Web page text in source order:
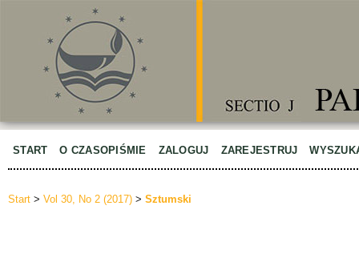
START O CZASOPIŚMIE ZALOGUJ ZAREJESTRUJ
Start > Vol 30, No 2 (2017) > Sztumski